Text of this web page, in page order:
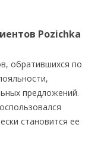
Pozichka
обратившихся по
предложений.
становится ее